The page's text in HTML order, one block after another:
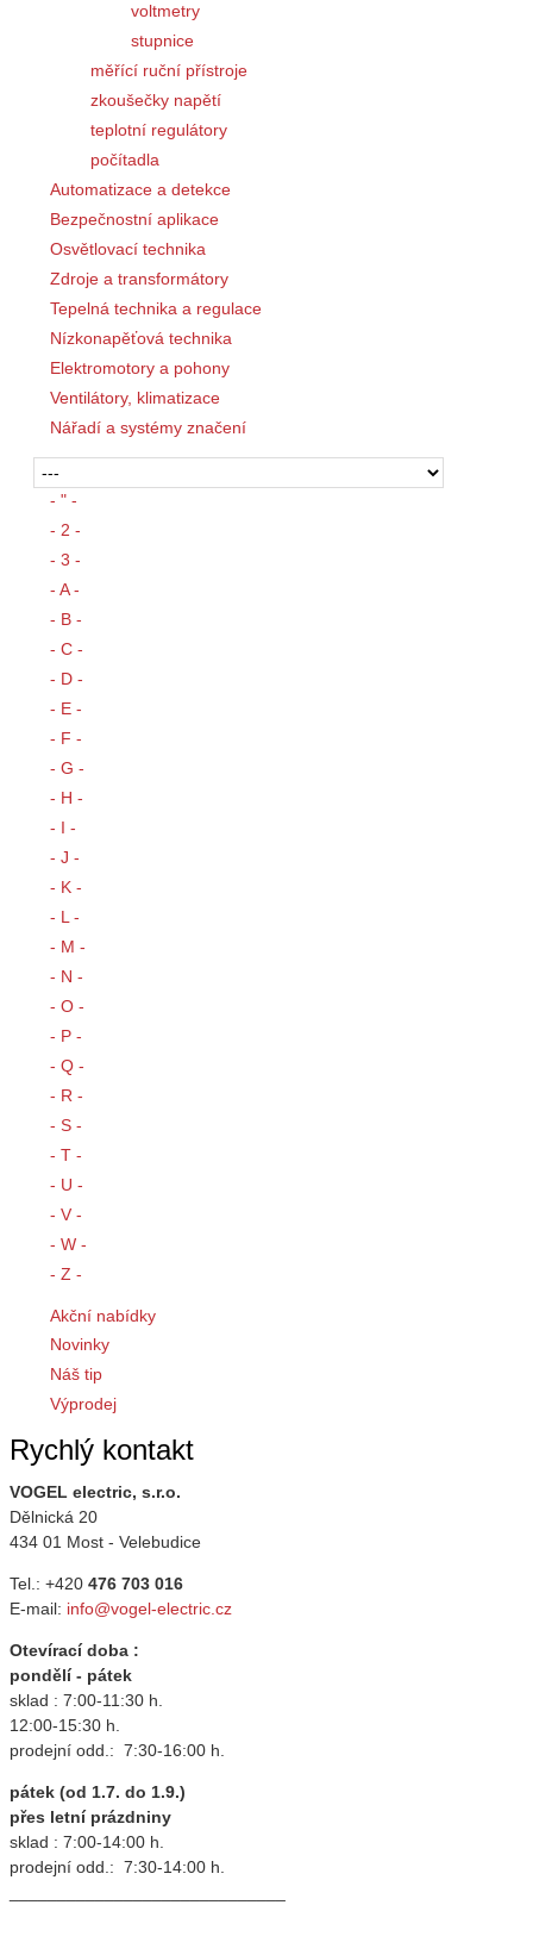
voltmetry
stupnice
měřící ruční přístroje
zkoušečky napětí
teplotní regulátory
počítadla
Automatizace a detekce
Bezpečnostní aplikace
Osvětlovací technika
Zdroje a transformátory
Tepelná technika a regulace
Nízkonapěťová technika
Elektromotory a pohony
Ventilátory, klimatizace
Nářadí a systémy značení
- " -
- 2 -
- 3 -
- A -
- B -
- C -
- D -
- E -
- F -
- G -
- H -
- I -
- J -
- K -
- L -
- M -
- N -
- O -
- P -
- Q -
- R -
- S -
- T -
- U -
- V -
- W -
- Z -
Akční nabídky
Novinky
Náš tip
Výprodej
Rychlý kontakt
VOGEL electric, s.r.o.
Dělnická 20
434 01 Most - Velebudice
Tel.: +420 476 703 016
E-mail: info@vogel-electric.cz
Otevírací doba :
pondělí - pátek
sklad : 7:00-11:30 h.
12:00-15:30 h.
prodejní odd.: 7:30-16:00 h.
pátek (od 1.7. do 1.9.)
přes letní prázdniny
sklad : 7:00-14:00 h.
prodejní odd.: 7:30-14:00 h.